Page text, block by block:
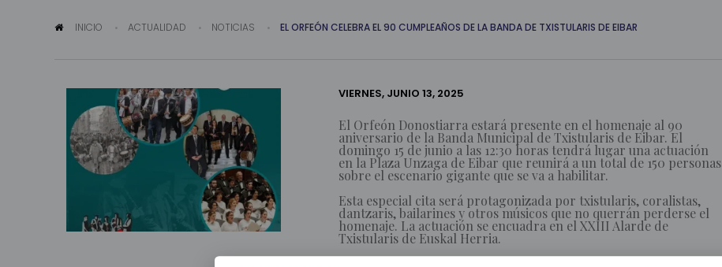
INICIO ACTUALIDAD NOTICIAS EL ORFEÓN CELEBRA EL 90 CUMPLEAÑOS DE LA BANDA DE TXISTULARIS DE EIBAR
VIERNES, JUNIO 13, 2025
El Orfeón Donostiarra estará presente en el homenaje al 90
aniversario de la Banda Municipal de Txistularis de Eibar. El
domingo 15 de junio a las 12:30 horas tendrá lugar una actuación
en la Plaza Unzaga de Eibar que reunirá a un total de 150 personas
sobre el escenario gigante que se va a habilitar.
Esta especial cita será protagonizada por txistularis, coralistas,
dantzaris, bailarines y otros músicos que no querrán perderse el
homenaje. La actuación se encuadra en el XXIII Alarde de
Txistularis de Euskal Herria.